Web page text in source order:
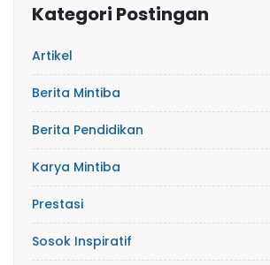
Kategori Postingan
Artikel
Berita Mintiba
Berita Pendidikan
Karya Mintiba
Prestasi
Sosok Inspiratif